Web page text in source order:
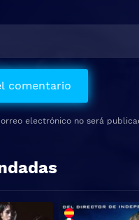
electrónico no será